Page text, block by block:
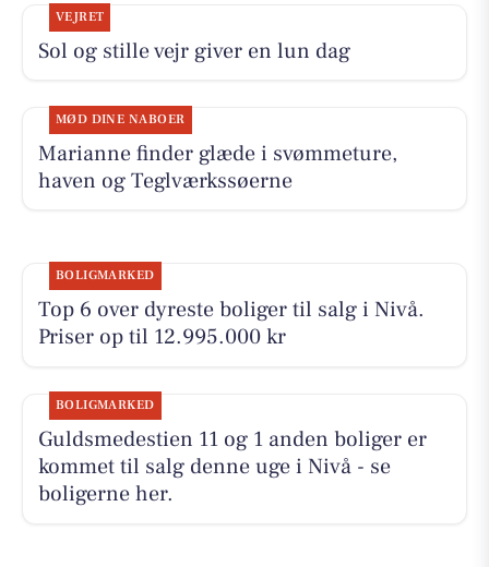
VEJRET
Sol og stille vejr giver en lun dag
MØD DINE NABOER
Marianne finder glæde i svømmeture,
haven og Teglværkssøerne
BOLIGMARKED
Top 6 over dyreste boliger til salg i Nivå.
Priser op til 12.995.000 kr
BOLIGMARKED
Guldsmedestien 11 og 1 anden boliger er
kommet til salg denne uge i Nivå - se
boligerne her.